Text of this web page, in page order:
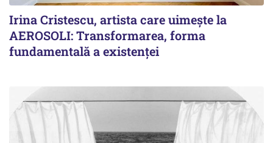
Irina Cristescu, artista care uimește la
AEROSOLI: Transformarea, forma
fundamentală a existenței